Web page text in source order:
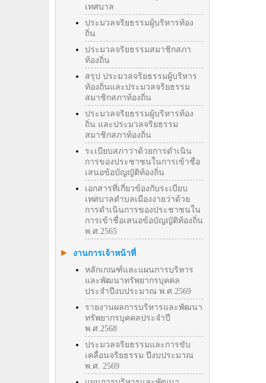
เทศบาล
ประมวลจริยธรรมผู้บริหารท้อง
ถิ่น
ประมวลจริยธรรมสมาชิกสภา
ท้องถิ่น
สรุป ประมวลจริยธรรมผู้บริหาร
ท้องถิ่นและประมวลจริยธรรม
สมาชิกสภาท้องถิ่น
ประมวลจริยธรรมผู้บริหารท้อง
ถิ่น และประมวลจริยธรรม
สมาชิกสภาท้องถิ่น
ระเบียบสภาว่าด้วยการดำเนิน
การของประชาชนในการเข้าชื่อ
เสนอข้อบัญญัติท้องถิ่น
เอกสารที่เกี่ยวข้องกับระเบียบ
เทศบาลตำบลเมืองงายว่าด้วย
การดำเนินการของประชาชนใน
การเข้าชื่อเสนอข้อบัญญัติท้องถิ่น
พ.ศ.2565
งานการเจ้าหน้าที่
หลักเกณฑ์และแผนการบริหาร
และพัฒนาทรัพยากรบุคคล
ประจำปีงบประมาณ พ.ศ.2569
รายงานผลการบริหารและพัฒนา
ทรัพยากรบุคคลประจำปี
พ.ศ.2568
ประมวลจริยธรรมและการขับ
เคลื่อนจริยธรรม ปีงบประมาณ
พ.ศ. 2569